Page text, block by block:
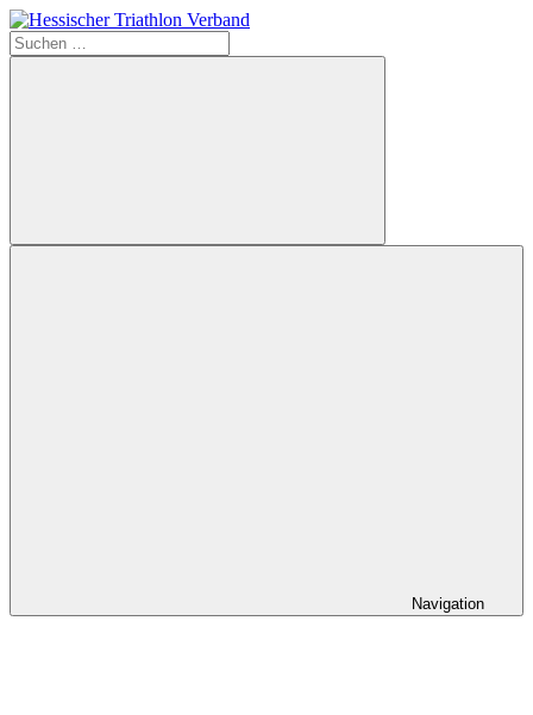
Zum
Inhalt
springen
Hessischer
Suchen
nach:
Suchen
Navigation